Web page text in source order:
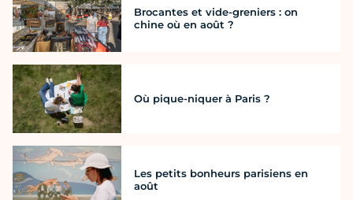
Brocantes et vide-greniers : on
chine où en août ?
Où pique-niquer à Paris ?
Les petits bonheurs parisiens en
août